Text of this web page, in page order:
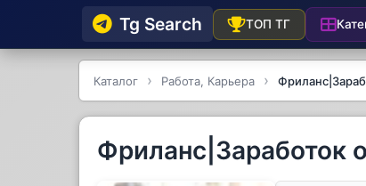
Tg Searсh ТОП ТГ
Каталог Работа, Карьера
Фриланс|Заработок